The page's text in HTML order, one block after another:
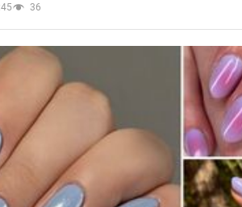
36